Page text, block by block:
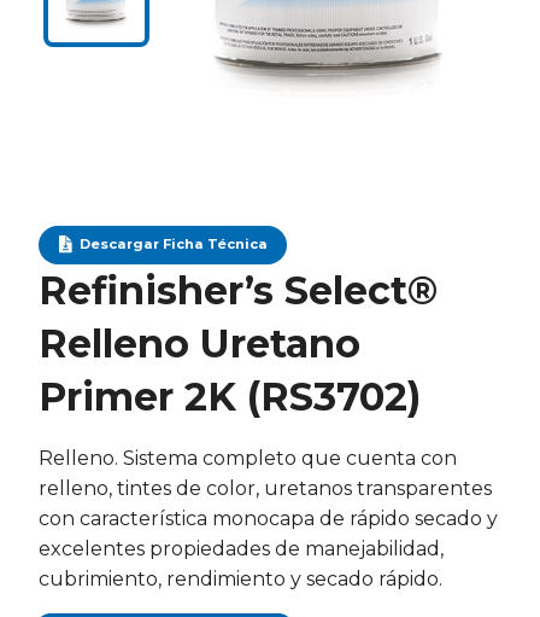
Descargar Ficha Técnica
Refinisher’s Select®
Relleno Uretano
Primer 2K (RS3702)
Relleno. Sistema completo que cuenta con
relleno, tintes de color, uretanos transparentes
con característica monocapa de rápido secado y
excelentes propiedades de manejabilidad,
cubrimiento, rendimiento y secado rápido.